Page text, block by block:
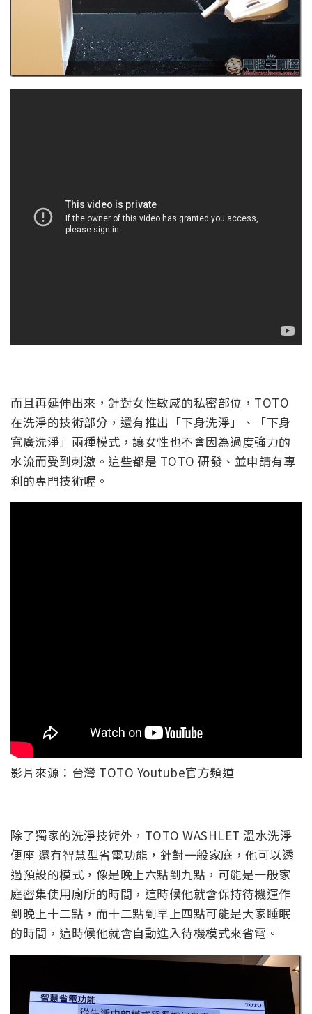
而且再延伸出來，針對女性敏感的私密部位，TOTO
在洗淨的技術部分，還有推出「下身洗淨」、「下身
寬廣洗淨」兩種模式，讓女性也不會因為過度強力的
水流而受到刺激。這些都是 TOTO 研發、並申請有專
利的專門技術喔。
影片來源：台灣 TOTO Youtube官方頻道
除了獨家的洗淨技術外，TOTO WASHLET 溫水洗淨
便座 還有智慧型省電功能，針對一般家庭，他可以透
過預設的模式，像是晚上六點到九點，可能是一般家
庭密集使用廁所的時間，這時候他就會保持待機運作
到晚上十二點，而十二點到早上四點可能是大家睡眠
的時間，這時候他就會自動進入待機模式來省電。